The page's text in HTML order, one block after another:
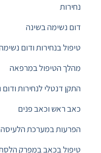
נחירות
דום נשימה בשינה
טיפול בנחירות ודום
מהלך הטיפול במרפאה
התקן דנטלי לנחירות
כאב ראש וכאב פנים
הפרעות במערכת
טיפול בכאב במפרק